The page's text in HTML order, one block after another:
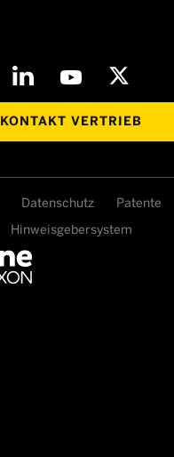
KONTAKT VERTRIEB
Datenschutz Patente
Hinweisgebersystem